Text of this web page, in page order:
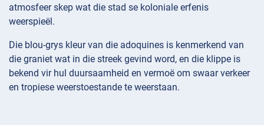
atmosfeer skep wat die stad se koloniale erfenis
weerspieël.
Die blou-grys kleur van die adoquines is kenmerkend van
die graniet wat in die streek gevind word, en die klippe is
bekend vir hul duursaamheid en vermoë om swaar verkeer
en tropiese weerstoestande te weerstaan.